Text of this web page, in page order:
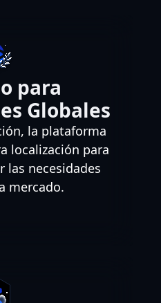
para
Globales
la plataforma
localización para
las necesidades
mercado.